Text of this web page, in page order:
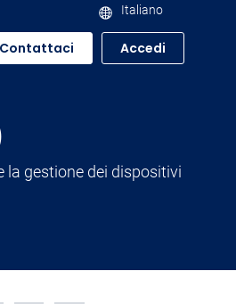
Italiano
Contattaci Accedi
gestione dei dispositivi